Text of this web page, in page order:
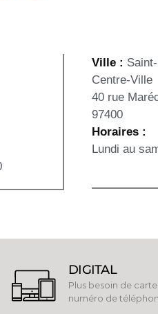
Ville :
Centre-Ville
40 rue
97400
Horaires :
Lundi au
DIGITAL
Plus besoin de
numéro de